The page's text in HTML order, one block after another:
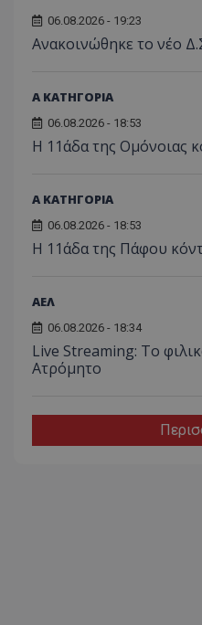
06.08.2026 - 19:23
Aνακοινώθηκε το νέο
Α ΚΑΤΗΓΟΡΙΑ
06.08.2026 - 18:53
Η 11άδα της Ομόνοιας
Α ΚΑΤΗΓΟΡΙΑ
06.08.2026 - 18:53
Η 11άδα της Πάφου
ΑΕΛ
06.08.2026 - 18:34
Live Streaming: Το
Ατρόμητο